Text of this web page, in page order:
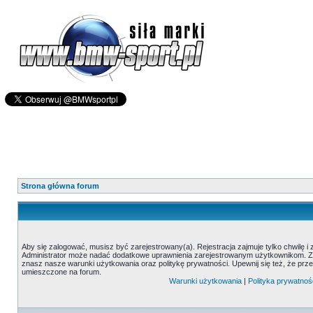
Strona główna forum
Aby się zalogować, musisz być zarejestrowany(a). Rejestracja zajmuje tylko chwilę i
Administrator może nadać dodatkowe uprawnienia zarejestrowanym użytkownikom.
znasz nasze warunki użytkowania oraz politykę prywatności. Upewnij się też, że
umieszczone na forum.
Warunki użytkowania | Polityka